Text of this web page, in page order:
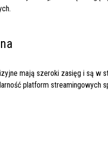
mają szeroki zasięg i są w
platform streamingowych